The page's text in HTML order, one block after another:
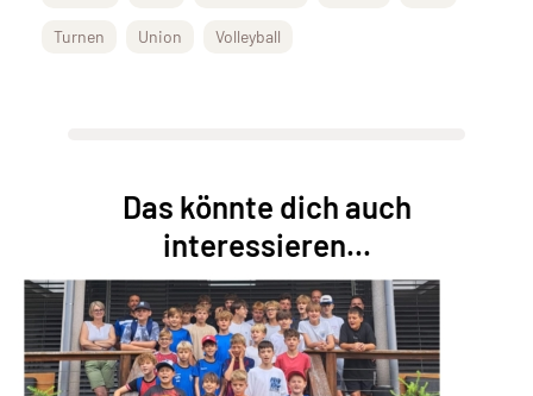
Turnen Union Volleyball
Das könnte dich auch
interessieren...